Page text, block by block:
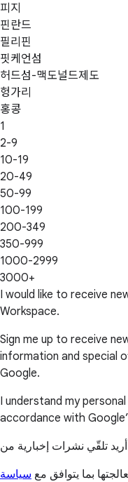
피지
핀란드
필리핀
핏케언섬
허드섬-맥도널드제도
헝가리
홍콩
1
2-9
10-19
20-49
50-99
100-199
200-349
350-999
1000-2999
3000+
I would like to receive
Workspace.
Sign me up to receive
information and special
Google.
I understand my
accordance with
بما يتوافق مع سياسة